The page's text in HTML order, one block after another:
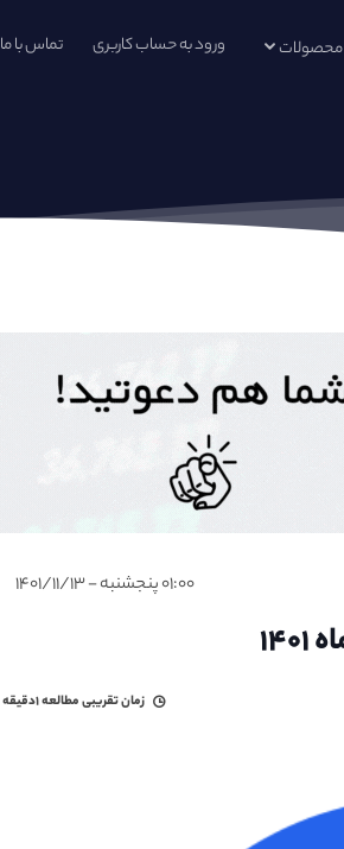
محصولات ورود به حساب کاربری تماس با ما
۰۱:۰۰ پنجشنبه - ۱۴۰۱/۱۱/۱۳
زمان تقریبی مطالعه۱دقیقه